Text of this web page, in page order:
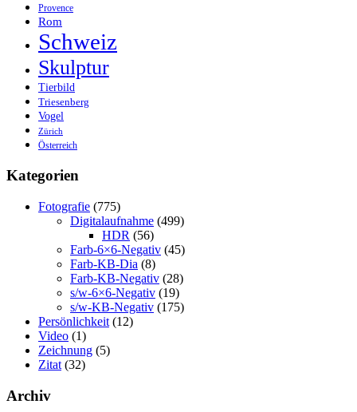
Provence
Rom
Schweiz
Skulptur
Tierbild
Triesenberg
Vogel
Zürich
Österreich
Kategorien
Fotografie (775)
Digitalaufnahme (499)
HDR (56)
Farb-6×6-Negativ (45)
Farb-KB-Dia (8)
Farb-KB-Negativ (28)
s/w-6×6-Negativ (19)
s/w-KB-Negativ (175)
Persönlichkeit (12)
Video (1)
Zeichnung (5)
Zitat (32)
Archiv